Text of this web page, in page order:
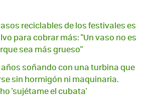
reciclables de los festivales es
para cobrar más: "Un vaso no es
sea más grueso"
años soñando con una turbina que
sin hormigón ni maquinaria.
'sujétame el cubata'